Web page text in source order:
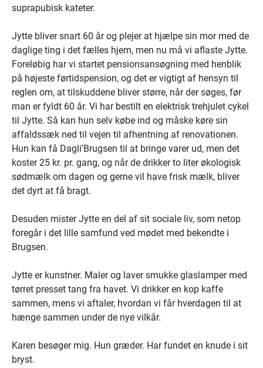
suprapubisk kateter.
Jytte bliver snart 60 år og plejer at hjælpe sin mor med de
daglige ting i det fælles hjem, men nu må vi aflaste Jytte.
Foreløbig har vi startet pensionsansøgning med henblik
på højeste førtidspension, og det er vigtigt af hensyn til
reglen om, at tilskuddene bliver større, når der søges, før
man er fyldt 60 år. Vi har bestilt en elektrisk trehjulet cykel
til Jytte. Så kan hun selv købe ind og måske køre sin
affaldssæk ned til vejen til afhentning af renovationen.
Hun kan få Dagli'Brugsen til at bringe varer ud, men det
koster 25 kr. pr. gang, og når de drikker to liter økologisk
sødmælk om dagen og gerne vil have frisk mælk, bliver
det dyrt at få bragt.
Desuden mister Jytte en del af sit sociale liv, som netop
foregår i det lille samfund ved mødet med bekendte i
Brugsen.
Jytte er kunstner. Maler og laver smukke glaslamper med
tørret presset tang fra havet. Vi drikker en kop kaffe
sammen, mens vi aftaler, hvordan vi får hverdagen til at
hænge sammen under de nye vilkår.
Karen besøger mig. Hun græder. Har fundet en knude i sit
bryst.